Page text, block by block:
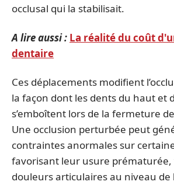
occlusal qui la stabilisait.
A lire aussi : La réalité du coût
dentaire
Ces déplacements modifient
la façon dont les dents du haut et
s’emboîtent lors de la fermeture
Une occlusion perturbée peut
contraintes anormales sur
favorisant leur usure prématurée,
douleurs articulaires au niveau de